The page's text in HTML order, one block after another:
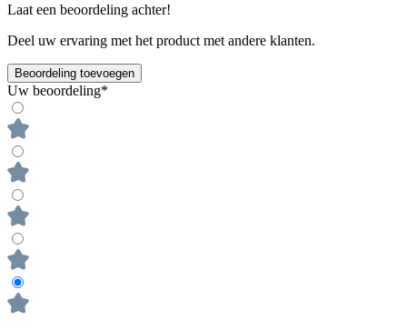
Laat een beoordeling achter!
Deel uw ervaring met het product met andere klanten.
Beoordeling toevoegen
Uw beoordeling*